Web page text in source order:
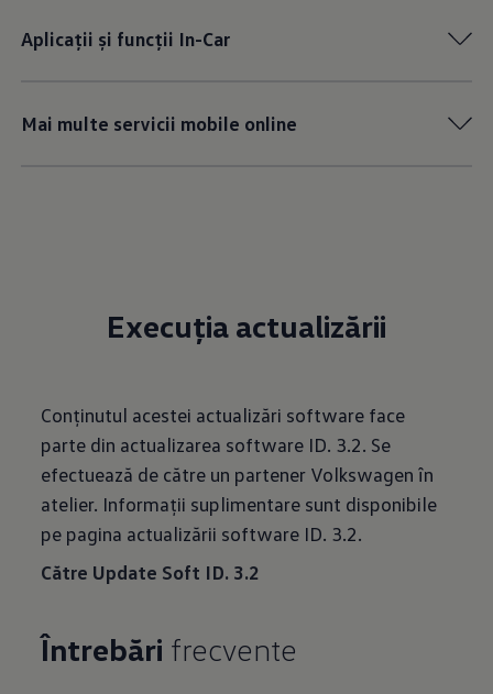
Aplicații și funcții In-Car
Mai multe servicii mobile online
Execuția actualizării
Conținutul acestei actualizări software face
parte din actualizarea software ID. 3.2. Se
efectuează de către un partener Volkswagen în
atelier. Informații suplimentare sunt disponibile
pe pagina actualizării software ID. 3.2.
Către Update Soft ID. 3.2
Întrebări frecvente